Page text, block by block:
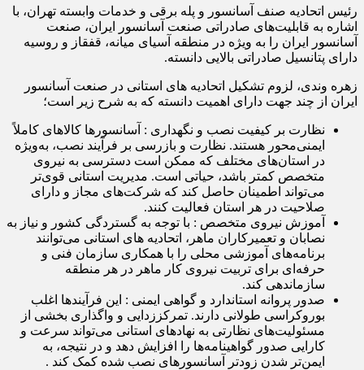
رئیس اتحادیه صنف آسانسور و پله برقی و خدمات وابسته تهران، با
اشاره به قابلیت‌های صادراتی صنعت آسانسور ایران، صنعت
آسانسور ایران را به ویژه در منطقه آسیای میانه، قفقاز و روسیه
دارای پتانسیل صادراتی بالایی دانسته.
زهره وندی، لزوم تشکیل اتحادیه های استانی در صنعت آسانسور
ایران از چند جهت دارای اهمیت دانسته که به شرح زیر است؛
نظارت بر کیفیت نصب و نگهداری : آسانسورها کالاهای کاملاً
ایمنی‌محور هستند. نظارت و بازرسی بر فرآیند نصب، به‌ویژه
در استان‌های مختلف که ممکن است دسترسی به نیروی
متخصص کمتر باشد، حیاتی است. مدیریت استانی قوی‌تر
می‌تواند اطمینان حاصل کند که شرکت‌های مجاز و دارای
صلاحیت در هر استان فعالیت کنند.
آموزش نیروی متخصص : با توجه به گستردگی کشور و نیاز به
نصابان و تعمیرکاران ماهر، اتحادیه های استانی می‌توانند
برنامه‌های آموزشی محلی را با همکاری سازمان فنی و
حرفه‌ای برای تربیت نیروی کار ماهر در هر منطقه
سازماندهی کند.
صدور پروانه استاندارد و گواهی ایمنی : این فرآیندها اغلب
بوروکراسی طولانی دارند. تمرکززدایی و واگذاری بخشی از
مسئولیت‌های نظارتی به نهادهای استانی می‌تواند سرعت و
کارایی صدور گواهینامه‌ها را افزایش دهد و در نتیجه، به
ایمن‌تر شدن زودتر آسانسورهای نصب شده کمک کند .